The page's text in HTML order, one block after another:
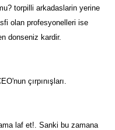
torpilli arkadaslarin yerine
olan profesyonelleri ise
donseniz kardir.
çırpınışları.
laf et!. Sanki bu zamana